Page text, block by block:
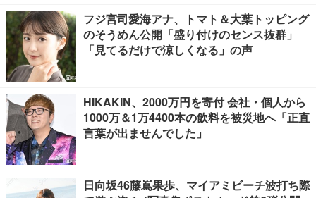
フジ宮司愛海アナ、トマト＆大葉トッピング
のそうめん公開「盛り付けのセンス抜群」
「見てるだけで涼しくなる」の声
HIKAKIN、2000万円を寄付 会社・個人から
1000万＆1万4400本の飲料を被災地へ「正直
言葉が出ませんでした」
日向坂46藤嶌果歩、マイアミビーチ波打ち際